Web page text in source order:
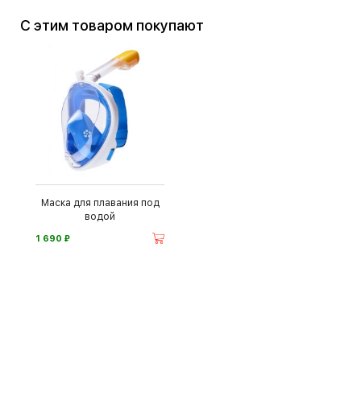
С этим товаром покупают
Маска для плавания под
водой
1 690 ⃏